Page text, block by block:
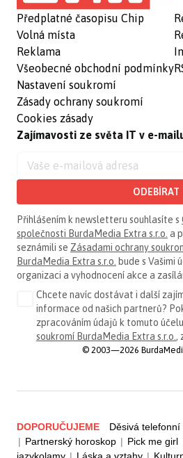
Předplatné časopisu Chip
Volná místa
Reklama
Všeobecné obchodní podmínky
Nastavení soukromí
Zásady ochrany soukromí
Cookies zásady
Zajímavosti ze světa IT v e-
ODEBÍRAT
Přihlášením k newsletteru souhlasíte s
společnosti BurdaMedia Extra s.r.o. a
seznámili se Zásadami ochrany
BurdaMedia Extra s.r.o. bude s Vašimi
organizaci a vyhodnocení akce a
Chcete navíc dostávat i další
informace od našich partnerů?
zpracováním údajů k tomuto
soukromí BurdaMedia Extra s.r.o.,
© 2003—2026
DOPORUČUJEME Děsivá telefonní
| Partnerský horoskop | Pick me girl